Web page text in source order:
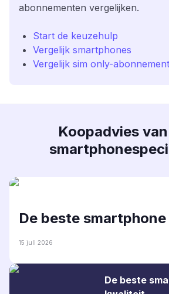
abonnementen vergelijken.
Start de keuzehulp
Vergelijk smartphones
Vergelijk sim only-
Koopadvies
De beste
15 juli 2026
De beste